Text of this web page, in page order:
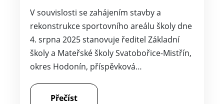
V souvislosti se zahájením stavby a
rekonstrukce sportovního areálu školy dne
4. srpna 2025 stanovuje ředitel Základní
školy a Mateřské školy Svatobořice-Mistřín,
okres Hodonín, příspěvková…
Přečíst